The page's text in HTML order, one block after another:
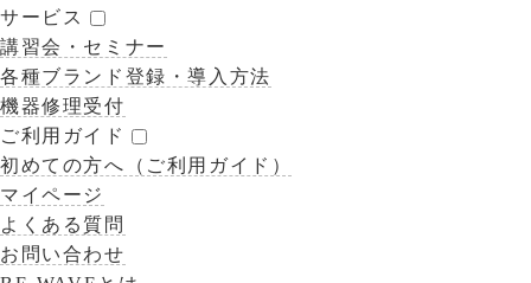
サービス
講習会・セミナー
各種ブランド登録・導入方法
機器修理受付
ご利用ガイド
初めての方へ（ご利用ガイド）
マイページ
よくある質問
お問い合わせ